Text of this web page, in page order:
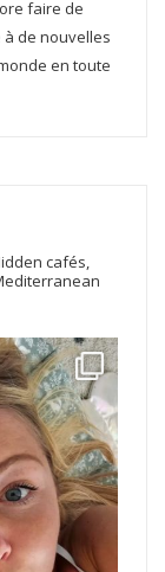
faire de
de nouvelles
en toute
cafés,